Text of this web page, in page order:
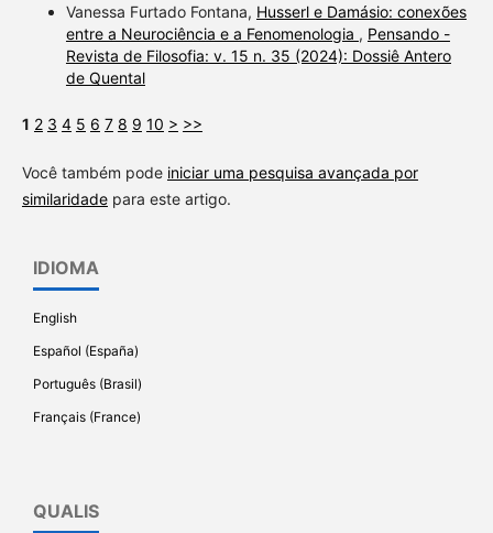
Vanessa Furtado Fontana, Husserl e Damásio: conexões
entre a Neurociência e a Fenomenologia , Pensando -
Revista de Filosofia: v. 15 n. 35 (2024): Dossiê Antero
de Quental
1 2 3 4 5 6 7 8 9 10 > >>
Você também pode iniciar uma pesquisa avançada por
similaridadepara este artigo.
IDIOMA
English
Español (España)
Português (Brasil)
Français (France)
QUALIS